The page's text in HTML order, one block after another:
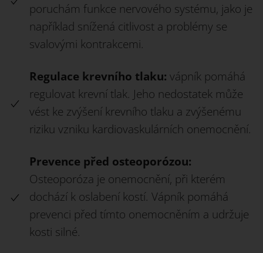
poruchám funkce nervového systému, jako je
například snížená citlivost a problémy se
svalovými kontrakcemi.
Regulace krevního tlaku: vápník pomáhá
regulovat krevní tlak. Jeho nedostatek může
vést ke zvýšení krevního tlaku a zvýšenému
riziku vzniku kardiovaskulárních onemocnění.
Prevence před osteoporózou:
Osteoporóza je onemocnění, při kterém
dochází k oslabení kostí. Vápník pomáhá
prevenci před tímto onemocněním a udržuje
kosti silné.